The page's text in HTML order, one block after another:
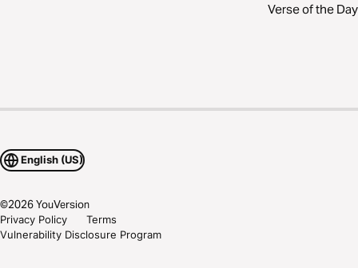
Verse of the Day
English (US)
©2026YouVersion
Privacy Policy
Terms
Vulnerability Disclosure Program